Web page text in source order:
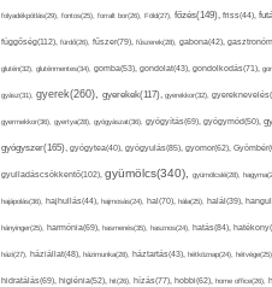
folyadékpótlás(29), fontos(25), forralt bor(26), Föld(27), főzés(149), friss(44),
függőség(112), fürdő(26), fűszer(79), fűszerek(28), gabona(42),
glutén(32), gluténmentes(34), gomba(53), gondolat(43), gondolkodás(71),
gyász(31), gyerek(260), gyerekek(117), gyerekkor(32),
gyermekkor(36), gyertya(28), gyógyászat(36), gyógyítás(69), gyógymód(50),
gyógyszer(165), gyógytea(40), gyógyulás(85), gyomor(62),
gyulladáscsökkentő(102), gyümölcs(340), gyümölcslé(28),
hajápolás(36), hajhullás(44), hajmosás(24), hal(70), hála(25), halál(39),
hányinger(25), harmónia(69), hasmenés(35), hasznos(24), hatás(84),
házi(27), háziállat(48), házimunka(28), háztartás(43), hétköznap(24), hétvége(25),
hidratálás(69), higiénia(52), hit(26), hízás(77), hobbi(62), home office(26),